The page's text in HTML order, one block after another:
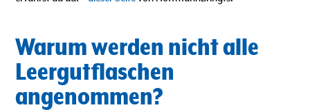
Warum werden nicht alle
Leergutflaschen
angenommen?